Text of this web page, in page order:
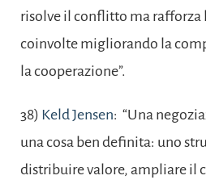
risolve il conflitto ma rafforza
coinvolte migliorando la
la cooperazione”.
38) Keld Jensen: “Una
una cosa ben definita: uno
distribuire valore, ampliare il